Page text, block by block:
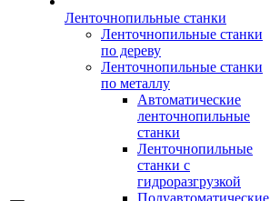
Ленточнопильные станки
Ленточнопильные станки
по дереву
Ленточнопильные станки
по металлу
Автоматические
ленточнопильные
станки
Ленточнопильные
станки с
гидроразгрузкой
Полуавтоматические